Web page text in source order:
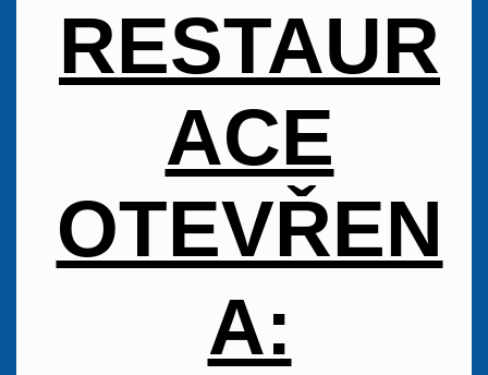
RESTAUR
ACE
OTEVŘEN
A: